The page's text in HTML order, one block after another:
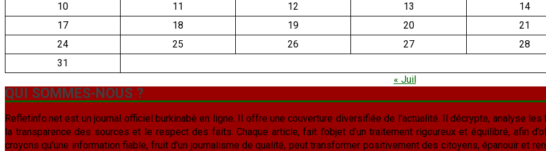
10
11 12 13
14
17
18 19 20
21
24
25 26 27
28
31
« Juil
QUI SOMMES-NOUS ?
Refletinfo.net est un journal officiel burkinabè en ligne. Il offre une couverture diversifiée de l'actualité. Il décrypte, analyse
la transparence des sources et le respect des faits. Chaque article, fait l’objet d’un traitement rigoureux et équilibré, afin
croyons qu’une information fiable, fruit d’un journalisme de qualité, peut transformer positivement des citoyens, épanouir et